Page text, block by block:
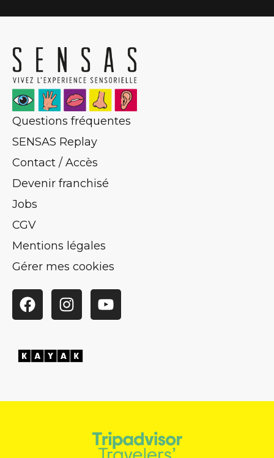
Questions fréquentes
SENSAS Replay
Contact / Accès
Devenir franchisé
Jobs
CGV
Mentions légales
Gérer mes cookies
FacebookInstagramYouTube